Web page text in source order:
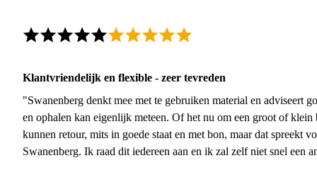
Klantvriendelijk en flexible - zeer tevreden
"Swanenberg denkt mee met te gebruiken material en adviseert
en ophalen kan eigenlijk meteen. Of het nu om een groot of
kunnen retour, mits in goede staat en met bon, maar dat spreekt
Swanenberg. Ik raad dit iedereen aan en ik zal zelf niet snel een